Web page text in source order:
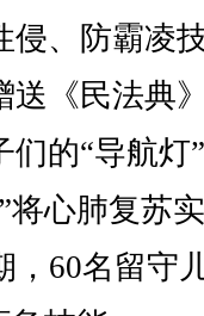
侵、防霸凌
送《民法典
的“导航灯
将心肺复苏
，60名留守